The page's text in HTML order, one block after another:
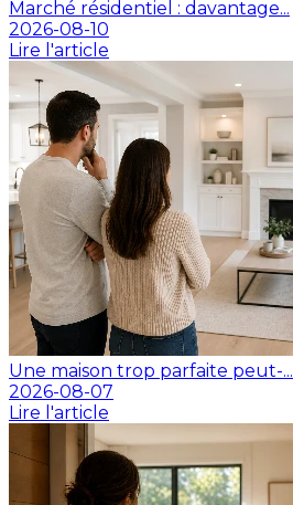
Marché résidentiel : davantage...
2026-08-10
Lire l'article
Une maison trop parfaite peut-...
2026-08-07
Lire l'article